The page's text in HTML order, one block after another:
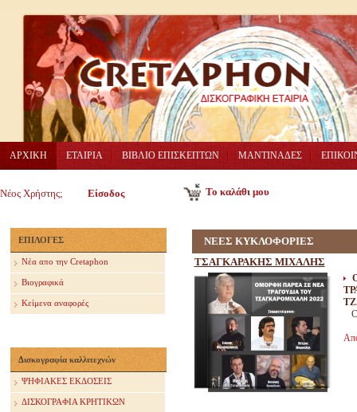
ΑΡΧΙΚΗ ΕΤΑΙΡΙΑ ΒΙΒΛΙΟ ΕΠΙΣΚΕΠΤΩΝ ΜΑΝΤΙΝΑΔΕΣ
Νέος Χρήστης; Είσοδος Το καλάθι μου
ΕΠΙΛΟΓΕΣ
Nέα απο την Cretaphon
Βιογραφικά
Κείμενα αναφορές
Δισκογραφία καλλιτεχνών
ΨΗΦΙΑΚΕΣ ΕΚΔΟΣΕΙΣ
ΔΙΣΚΟΓΡΑΦΙΑ ΚΡΗΤΙΚΩΝ
ΝΕΕΣ ΚΥΚΛΟΦΟΡΙΕΣ
ΤΣΑΓΚΑΡΑΚΗΣ ΜΙΧΑΛΗΣ